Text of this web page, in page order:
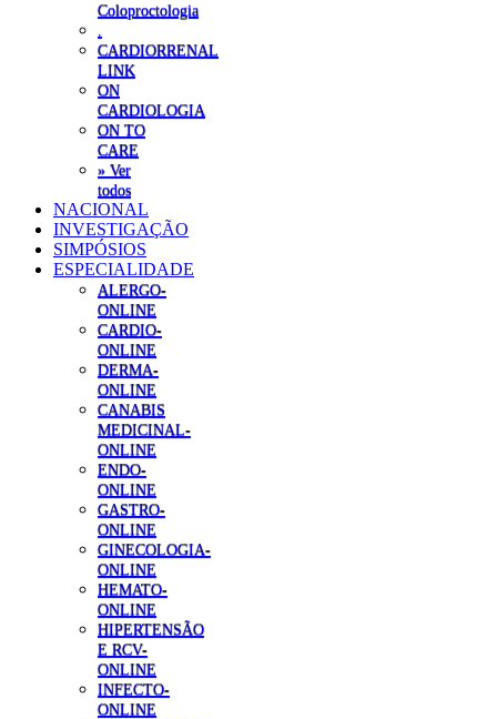
Coloproctologia
CARDIORRENAL
LINK
ON
CARDIOLOGIA
ON TO
CARE
» Ver
todos
NACIONAL
INVESTIGAÇÃO
SIMPÓSIOS
ESPECIALIDADE
ALERGO-
ONLINE
CARDIO-
ONLINE
DERMA-
ONLINE
CANABIS
MEDICINAL-
ONLINE
ENDO-
ONLINE
GASTRO-
ONLINE
GINECOLOGIA-
ONLINE
HEMATO-
ONLINE
HIPERTENSÃO
E RCV-
ONLINE
INFECTO-
ONLINE